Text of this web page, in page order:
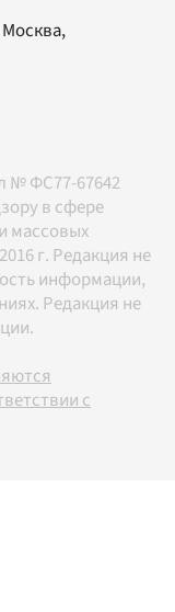
Москва,
№ ФС77-67642
в сфере
массовых
г. Редакция не
информации,
Редакция не
с